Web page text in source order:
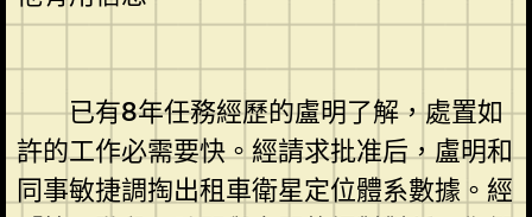
已有8年任務經歷的盧明了解，處置如
許的工作必需要快。經請求批准后，盧明和
同事敏捷調掏出租車衛星定位體系數據。經